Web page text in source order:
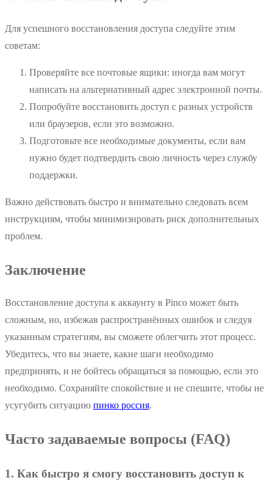
Для успешного восстановления доступа следуйте этим
советам:
Проверяйте все почтовые ящики: иногда вам могут
написать на альтернативный адрес электронной почты.
Попробуйте восстановить доступ с разных устройств
или браузеров, если это возможно.
Подготовьте все необходимые документы, если вам
нужно будет подтвердить свою личность через службу
поддержки.
Важно действовать быстро и внимательно следовать всем
инструкциям, чтобы минимизировать риск дополнительных
проблем.
Заключение
Восстановление доступа к аккаунту в Pinco может быть
сложным, но, избежав распространённых ошибок и следуя
указанным стратегиям, вы сможете облегчить этот процесс.
Убедитесь, что вы знаете, какие шаги необходимо
предпринять, и не бойтесь обращаться за помощью, если это
необходимо. Сохраняйте спокойствие и не спешите, чтобы не
усугубить ситуацию пинко россия.
Часто задаваемые вопросы (FAQ)
1. Как быстро я смогу восстановить доступ к